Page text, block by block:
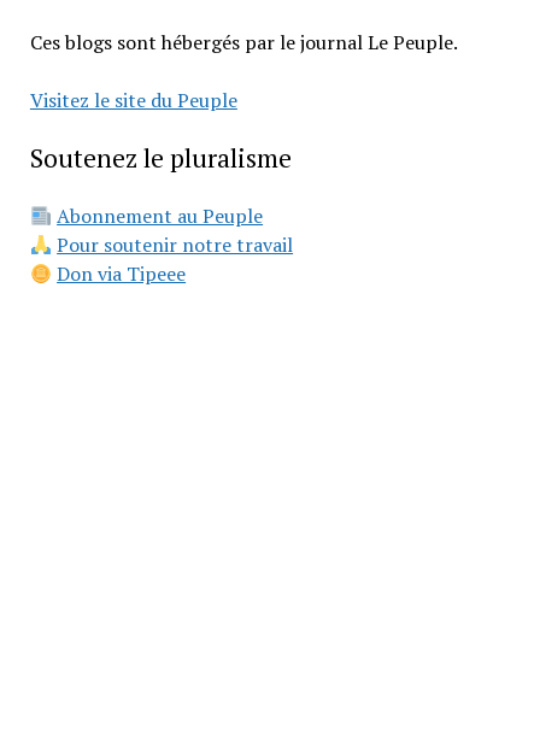
Ces blogs sont hébergés par le journal Le Peuple.
Visitez le site du Peuple
Soutenez le pluralisme
Abonnement au Peuple
Pour soutenir notre travail
Don via Tipeee